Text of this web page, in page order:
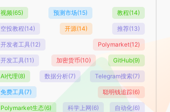
视频(65) 预测市场(15) 教程(14)
空投教程(14) 开源(14) 推荐(13)
开发者工具(12) Polymarket(12)
开发工具(11) 加密货币(10) GitHub(9)
AI代理(8) 数据分析(7) Telegram搜索(7)
免费工具(7) 聪明钱追踪(6)
Polymarket生态(6) 科学上网(6) 自动化(6)